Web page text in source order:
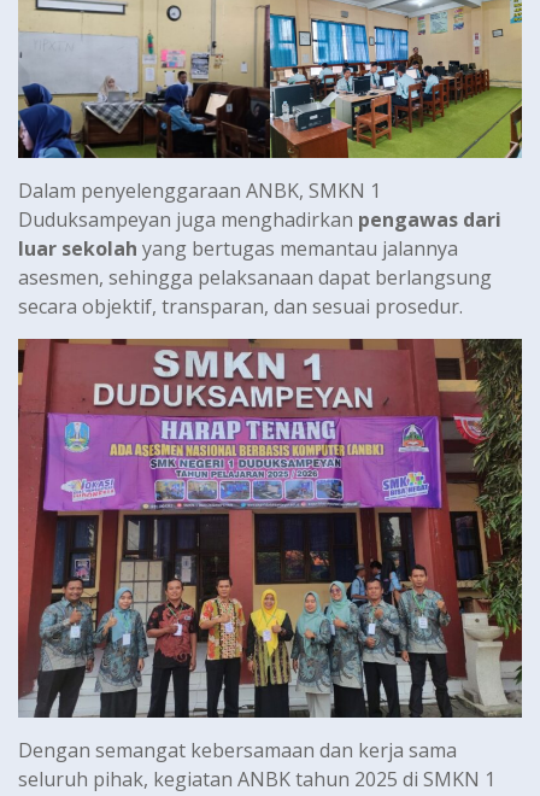
Dalam penyelenggaraan ANBK, SMKN 1
Duduksampeyan juga menghadirkan pengawas dari
luar sekolah yang bertugas memantau jalannya
asesmen, sehingga pelaksanaan dapat berlangsung
secara objektif, transparan, dan sesuai prosedur.
Dengan semangat kebersamaan dan kerja sama
seluruh pihak, kegiatan ANBK tahun 2025 di SMKN 1